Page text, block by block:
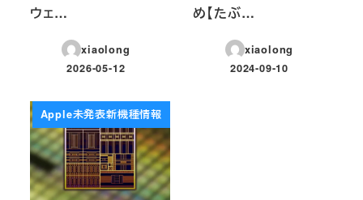
ウェ…
xiaolong
投稿日
2026-05-12
め【たぶ…
xiaolong
投稿日
2024-09-10
Apple未発表新機種情報